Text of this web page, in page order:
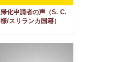
帰化申請者の声（S. C.
様/スリランカ国籍）